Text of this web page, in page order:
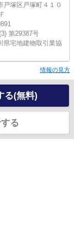
戸塚区戸塚町４１０
第29387号
県宅地建物取引業協
情報の見方
る(無料)
る